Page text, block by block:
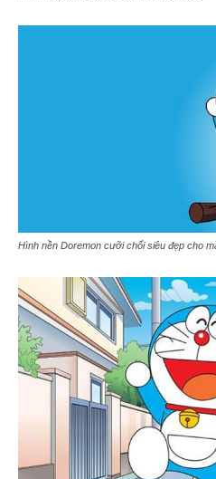
Hình nền Doremon cưỡi chổi siêu đẹp cho